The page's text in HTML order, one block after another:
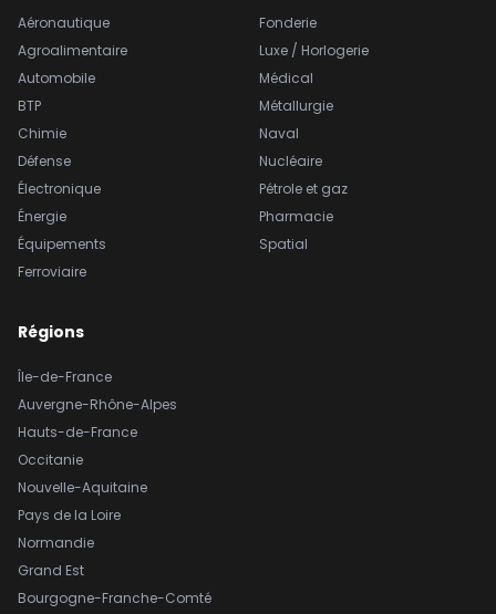
Aéronautique
Agroalimentaire
Automobile
BTP
Chimie
Défense
Électronique
Énergie
Équipements
Ferroviaire
Fonderie
Luxe / Horlogerie
Médical
Métallurgie
Naval
Nucléaire
Pétrole et gaz
Pharmacie
Spatial
Régions
Île-de-France
Auvergne-Rhône-Alpes
Hauts-de-France
Occitanie
Nouvelle-Aquitaine
Pays de la Loire
Normandie
Grand Est
Bourgogne-Franche-Comté